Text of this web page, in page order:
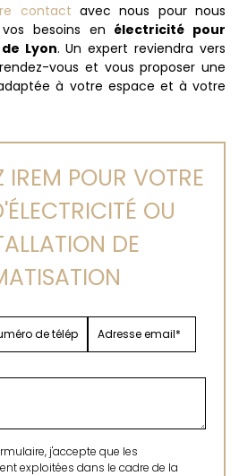
contact avec nous pour nous
besoins en électricité pour
Lyon. Un expert reviendra vers
vous et vous proposer une
à votre espace et à votre
POUR VOTRE
OU
DE
j'accepte que les
exploitées dans le cadre de la